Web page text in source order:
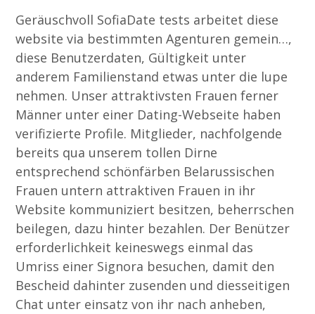
Geräuschvoll SofiaDate tests arbeitet diese
website via bestimmten Agenturen gemein…,
diese Benutzerdaten, Gültigkeit unter
anderem Familienstand etwas unter die lupe
nehmen. Unser attraktivsten Frauen ferner
Männer unter einer Dating-Webseite haben
verifizierte Profile. Mitglieder, nachfolgende
bereits qua unserem tollen Dirne
entsprechend schönfärben Belarussischen
Frauen untern attraktiven Frauen in ihr
Website kommuniziert besitzen, beherrschen
beilegen, dazu hinter bezahlen. Der Benützer
erforderlichkeit keineswegs einmal das
Umriss einer Signora besuchen, damit den
Bescheid dahinter zusenden und diesseitigen
Chat unter einsatz von ihr nach anheben,